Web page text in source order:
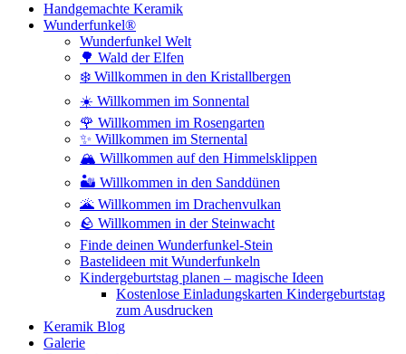
Handgemachte Keramik
Wunderfunkel®
Wunderfunkel Welt
🌳 Wald der Elfen
❄️ Willkommen in den Kristallbergen
☀️ Willkommen im Sonnental
🌹 Willkommen im Rosengarten
✨ Willkommen im Sternental
🏔️ Willkommen auf den Himmelsklippen
🏜️ Willkommen in den Sanddünen
🌋 Willkommen im Drachenvulkan
🪨 Willkommen in der Steinwacht
Finde deinen Wunderfunkel-Stein
Bastelideen mit Wunderfunkeln
Kindergeburtstag planen – magische Ideen
Kostenlose Einladungskarten Kindergeburtstag
zum Ausdrucken
Keramik Blog
Galerie